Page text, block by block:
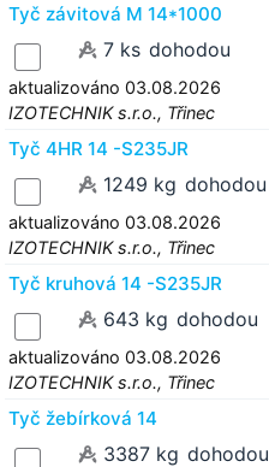
Tyč závitová M 14*1000
7 ks dohodou
aktualizováno 03.08.2026
IZOTECHNIK s.r.o., Třinec
Tyč 4HR 14 -S235JR
1249 kg dohodou
aktualizováno 03.08.2026
IZOTECHNIK s.r.o., Třinec
Tyč kruhová 14 -S235JR
643 kg dohodou
aktualizováno 03.08.2026
IZOTECHNIK s.r.o., Třinec
Tyč žebírková 14
3387 kg dohodou